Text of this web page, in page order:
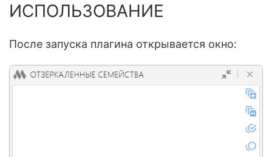
ИСПОЛЬЗОВАНИЕ
После запуска плагина открывается окно: